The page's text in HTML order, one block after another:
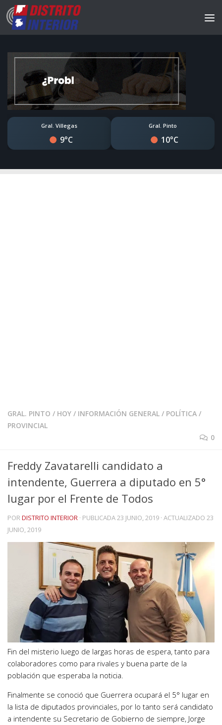
Gral. Villegas
9°C
Gral. Pinto
10°C
GRAL. PINTO / HOY / INFORMACIÓN GENERAL / POLÍTICA /
PROVINCIAL
0
Freddy Zavatarelli candidato a
intendente, Guerrera a diputado en 5°
lugar por el Frente de Todos
PORDISTRITO INTERIOR · PUBLICADA23 JUNIO, 2019 · ACTUALIZADO 23
JUNIO, 2019
Fin del misterio luego de largas horas de espera, tanto para
colaboradores como para rivales y buena parte de la
población que esperaba la noticia.
Finalmente se conoció que Guerrera ocupará el 5° lugar en
la lista de diputados provinciales, por lo tanto será candidato
a intendente su Secretario de Gobierno de siempre, Jorge